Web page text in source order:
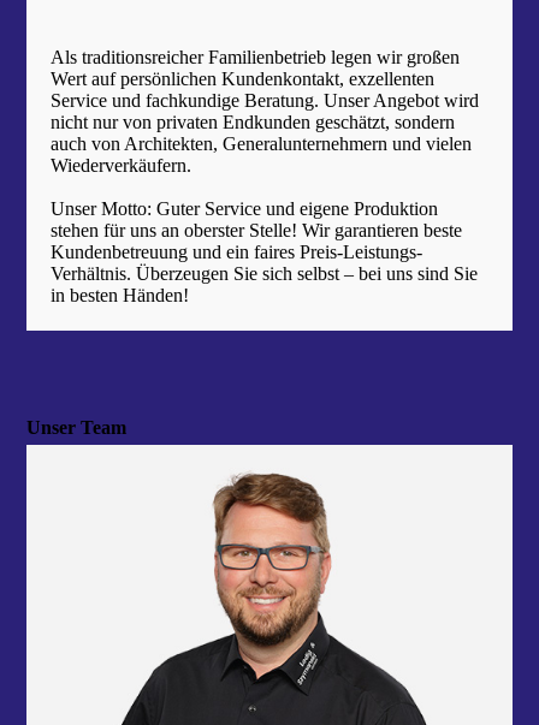
Als traditionsreicher Familienbetrieb legen wir großen
Wert auf persönlichen Kundenkontakt, exzellenten
Service und fachkundige Beratung. Unser Angebot wird
nicht nur von privaten Endkunden geschätzt, sondern
auch von Architekten, Generalunternehmern und vielen
Wiederverkäufern.
Unser Motto: Guter Service und eigene Produktion
stehen für uns an oberster Stelle! Wir garantieren beste
Kundenbetreuung und ein faires Preis-Leistungs-
Verhältnis. Überzeugen Sie sich selbst – bei uns sind Sie
in besten Händen!
Unser Team